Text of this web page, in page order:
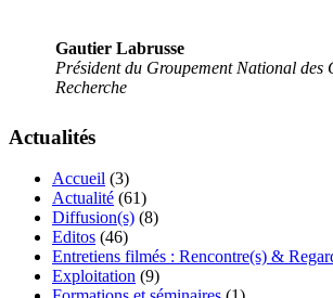
Gautier Labrusse
Président du Groupement National des
Recherche
Actualités
Accueil (3)
Actualité (61)
Diffusion(s) (8)
Editos (46)
Entretiens filmés : Rencontre(s) &
Exploitation (9)